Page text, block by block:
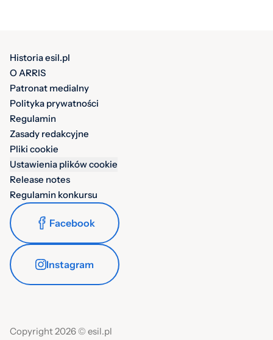
Historia esil.pl
O ARRIS
Patronat medialny
Polityka prywatności
Regulamin
Zasady redakcyjne
Pliki cookie
Ustawienia plików cookie
Release notes
Regulamin konkursu
Facebook
Instagram
Copyright 2026 © esil.pl